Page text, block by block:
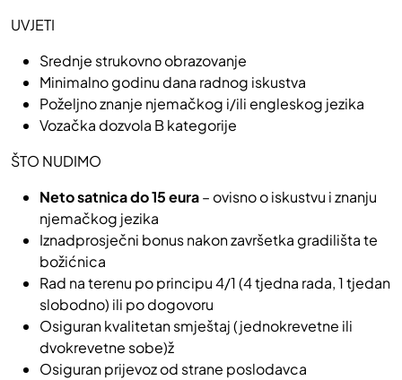
UVJETI
Srednje strukovno obrazovanje
Minimalno godinu dana radnog iskustva
Poželjno znanje njemačkog i/ili engleskog jezika
Vozačka dozvola B kategorije
ŠTO NUDIMO
Neto satnica do 15 eura– ovisno o iskustvu i znanju
njemačkog jezika
Iznadprosječni bonus nakon završetka gradilišta te
božićnica
Rad na terenu po principu 4/1 (4 tjedna rada, 1 tjedan
slobodno) ili po dogovoru
Osiguran kvalitetan smještaj (jednokrevetne ili
dvokrevetne sobe)ž
Osiguran prijevoz od strane poslodavca